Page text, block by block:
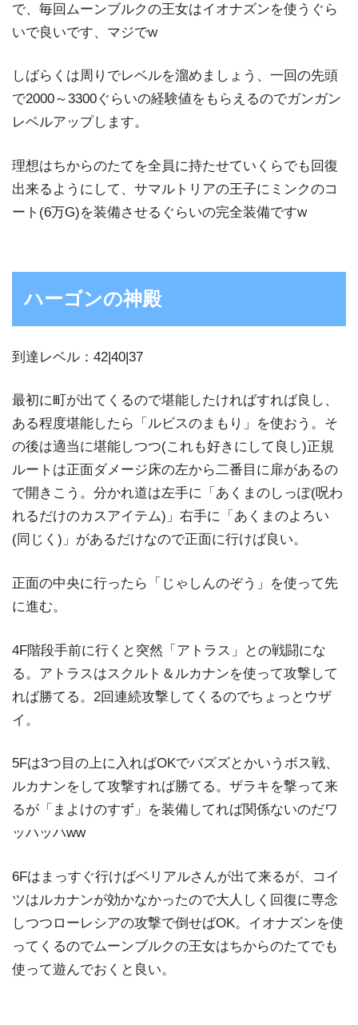
で、毎回ムーンブルクの王女はイオナズンを使うぐら
いで良いです、マジでw
しばらくは周りでレベルを溜めましょう、一回の先頭
で2000～3300ぐらいの経験値をもらえるのでガンガン
レベルアップします。
理想はちからのたてを全員に持たせていくらでも回復
出来るようにして、サマルトリアの王子にミンクのコ
ート(6万G)を装備させるぐらいの完全装備ですw
ハーゴンの神殿
到達レベル：42|40|37
最初に町が出てくるので堪能したければすれば良し、
ある程度堪能したら「ルビスのまもり」を使おう。そ
の後は適当に堪能しつつ(これも好きにして良し)正規
ルートは正面ダメージ床の左から二番目に扉があるの
で開きこう。分かれ道は左手に「あくまのしっぽ(呪わ
れるだけのカスアイテム)」右手に「あくまのよろい
(同じく)」があるだけなので正面に行けば良い。
正面の中央に行ったら「じゃしんのぞう」を使って先
に進む。
4F階段手前に行くと突然「アトラス」との戦闘にな
る。アトラスはスクルト＆ルカナンを使って攻撃して
れば勝てる。2回連続攻撃してくるのでちょっとウザ
イ。
5Fは3つ目の上に入ればOKでバズズとかいうボス戦、
ルカナンをして攻撃すれば勝てる。ザラキを撃って来
るが「まよけのすず」を装備してれば関係ないのだワ
ッハッハww
6Fはまっすぐ行けばベリアルさんが出て来るが、コイ
ツはルカナンが効かなかったので大人しく回復に専念
しつつローレシアの攻撃で倒せばOK。イオナズンを使
ってくるのでムーンブルクの王女はちからのたてでも
使って遊んでおくと良い。